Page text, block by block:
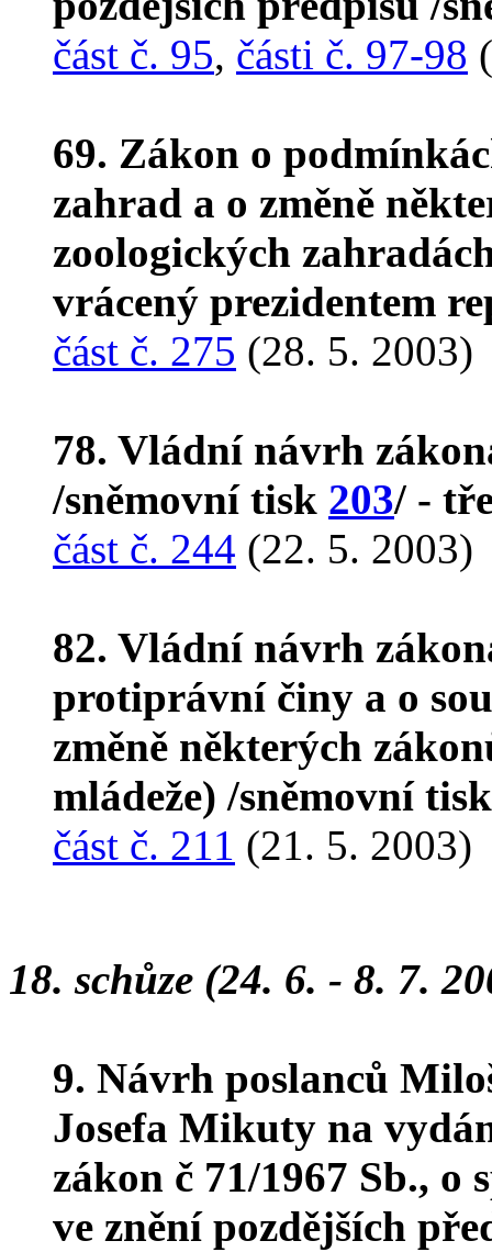
část č. 95, části č. 97-98
69. Zákon o
zahrad a o změně
zoologických
vrácený prezidentem
část č. 275 (28. 5. 2003)
78. Vládní návrh
/sněmovní tisk 203/ -
část č. 244 (22. 5. 2003)
82. Vládní návrh
protiprávní činy a o
změně některých
mládeže) /sněmovní
část č. 211 (21. 5. 2003)
18. schůze (24. 6. - 8. 7.
9. Návrh poslanců
Josefa Mikuty na
zákon č 71/1967 Sb.,
ve znění pozdějších